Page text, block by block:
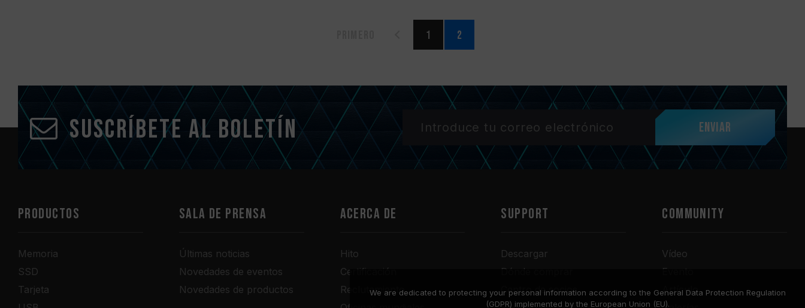
1 2
Suscríbete al boletín Enviar
PRODUCTOS
Memoria
SSD
Tarjeta
Sala de prensa
Últimas noticias
Novedades de eventos
Novedades de productos
Acerca de
Hito
Certificación
Reclutamiento
SUPPORT
Descargar
Dónde comprar
Centro de socios
COMMUNITY
Vídeo
Evento
Artículo
We are dedicated to protecting your personal information according to the General Data Protection Regulation
(GDPR) implemented by the European Union (EU).